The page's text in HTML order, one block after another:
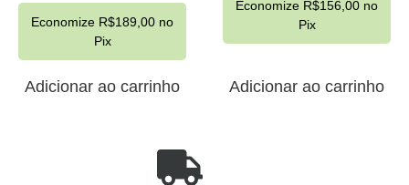
Economize R$189,00 no
Pix
Adicionar ao carrinho
Economize R$156,00 no
Pix
Adicionar ao carrinho